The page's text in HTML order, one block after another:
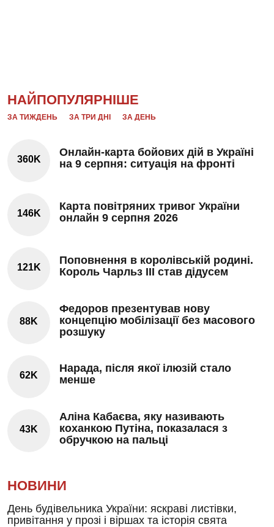
НАЙПОПУЛЯРНІШЕ
ЗА ТИЖДЕНЬ ЗА ТРИ ДНІ ЗА ДЕНЬ
360K
Онлайн-карта бойових дій в Україні
на 9 серпня: ситуація на фронті
146K
Карта повітряних тривог України
онлайн 9 серпня 2026
121K
Поповнення в королівській родині.
Король Чарльз III став дідусем
88K
Федоров презентував нову
концепцію мобілізації без масового
розшуку
62K
Нарада, після якої ілюзій стало
менше
43K
Аліна Кабаєва, яку називають
коханкою Путіна, показалася з
обручкою на пальці
НОВИНИ
День будівельника України: яскраві листівки,
привітання у прозі і віршах та історія свята